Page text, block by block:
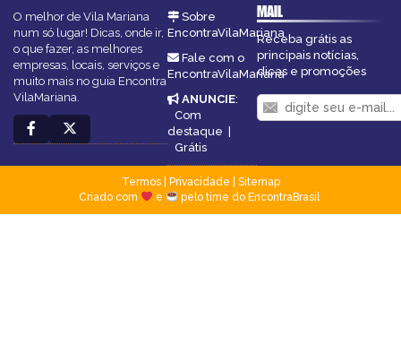
O melhor de Vila Mariana
num só lugar! Dicas, onde ir,
o que fazer, as melhores
empresas, locais, serviços e
muito mais no guia Encontra
VilaMariana.
Sobre
EncontraVilaMariana
Fale com o
EncontraVilaMariana
ANUNCIE:
Com
destaque |
Grátis
MAIL
Receba grátis as
principais notícias,
dicas e promoções
Termos| Privacidade
Sitemap
Criado com
e pelo time do EncontraBrasil